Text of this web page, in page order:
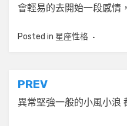
會輕易的去開始一段感情
Posted in 星座性格
文
章
PREV
異常堅強一般的小風小浪